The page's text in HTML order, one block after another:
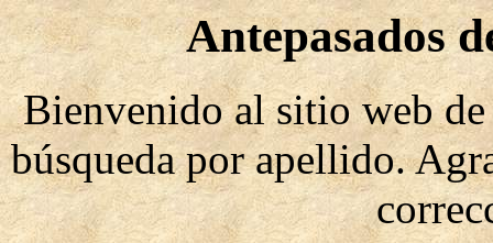
Antepasados
Bienvenido al sitio web
búsqueda por apellido.